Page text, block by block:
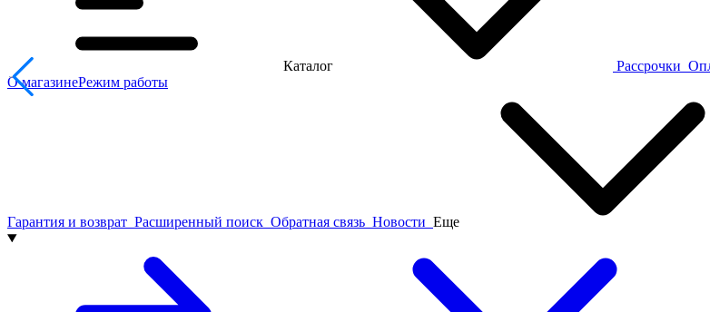
Каталог Рассрочки
О магазинеРежим работы
Гарантия и возврат Расширенный поиск Обратная связь Новости Еще